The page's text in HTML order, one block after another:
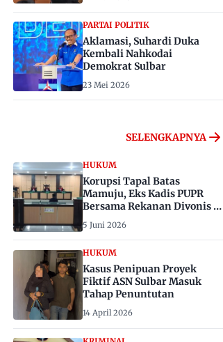
PARTAI POLITIK
Aklamasi, Suhardi Duka
Kembali Nahkodai
Demokrat Sulbar
23 Mei 2026
SELENGKAPNYA
HUKUM
Korupsi Tapal Batas
Mamuju, Eks Kadis PUPR
Bersama Rekanan Divonis 6
dan 8 Tahun Penjara
5 Juni 2026
HUKUM
Kasus Penipuan Proyek
Fiktif ASN Sulbar Masuk
Tahap Penuntutan
14 April 2026